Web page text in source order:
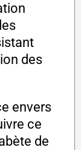
des
envers
ce
de